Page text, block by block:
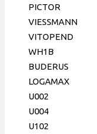
GIDEX
Италия
PICTOR
VIESSMANN
VITOPEND
WH1B
BUDERUS
LOGAMAX
U002
U004
U102